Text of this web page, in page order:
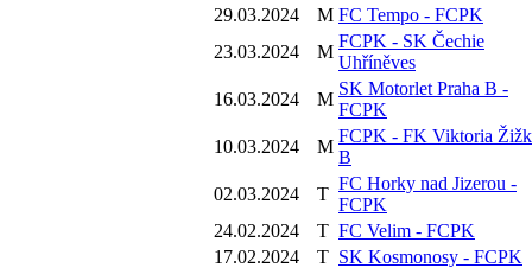
29.03.2024
M FC Tempo - FCPK
23.03.2024
M
FCPK - SK Čechie
Uhříněves
16.03.2024
M
SK Motorlet Praha B -
FCPK
10.03.2024
M
FCPK - FK Viktoria
B
02.03.2024
T
FC Horky nad Jizerou -
FCPK
24.02.2024
T FC Velim - FCPK
17.02.2024
T SK Kosmonosy - FCPK